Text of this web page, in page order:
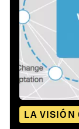
LA VISIÓN